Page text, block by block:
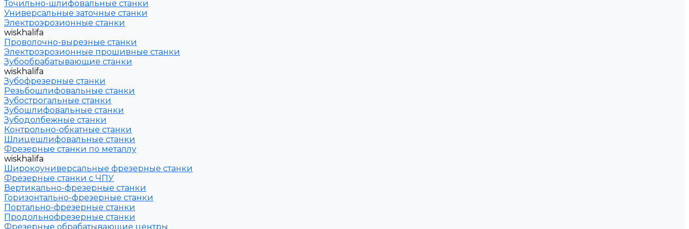
Точильно-шлифовальные станки
Универсальные заточные станки
Электроэрозионные станки
wiskhalifa
Проволочно-вырезные станки
Электроэрозионные прошивные станки
Зубообрабатывающие станки
wiskhalifa
Зубофрезерные станки
Резьбошлифовальные станки
Зубострогальные станки
Зубошлифовальные станки
Зубодолбежные станки
Контрольно-обкатные станки
Шлицешлифовальные станки
Фрезерные станки по металлу
wiskhalifa
Широкоуниверсальные фрезерные станки
Фрезерные станки с ЧПУ
Вертикально-фрезерные станки
Горизонтально-фрезерные станки
Портально-фрезерные станки
Продольнофрезерные станки
Фрезерные обрабатывающие центры